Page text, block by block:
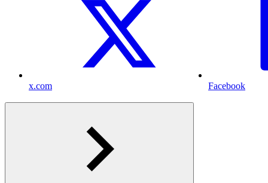
x.com Facebook